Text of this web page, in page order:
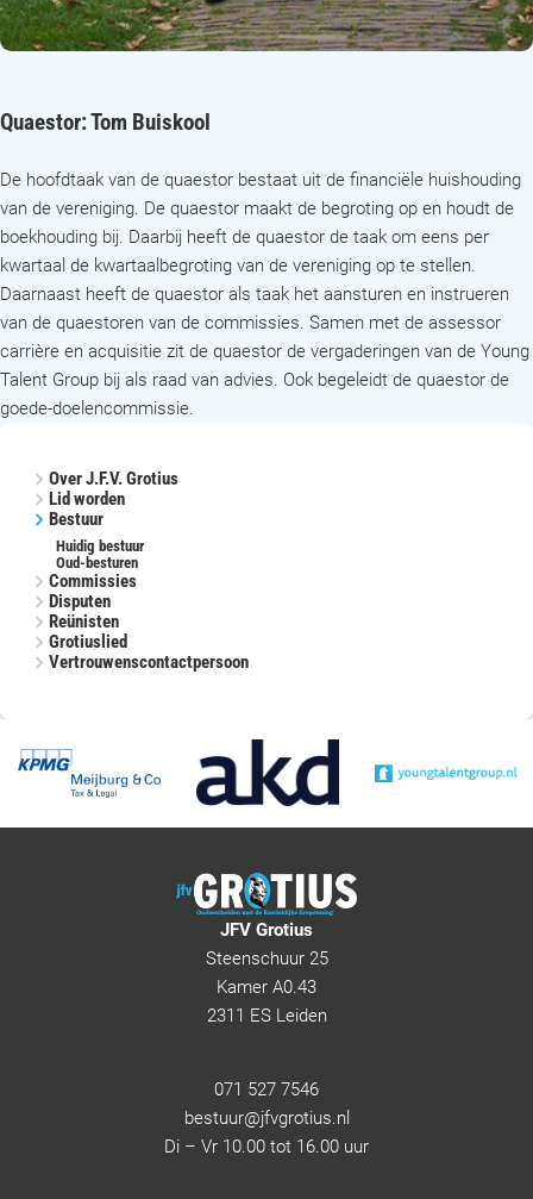
Quaestor: Tom Buiskool
De hoofdtaak van de quaestor bestaat uit de financiële huishouding
van de vereniging. De quaestor maakt de begroting op en houdt de
boekhouding bij. Daarbij heeft de quaestor de taak om eens per
kwartaal de kwartaalbegroting van de vereniging op te stellen.
Daarnaast heeft de quaestor als taak het aansturen en instrueren
van de quaestoren van de commissies. Samen met de assessor
carrière en acquisitie zit de quaestor de vergaderingen van de Young
Talent Group bij als raad van advies. Ook begeleidt de quaestor de
goede-doelencommissie.
Over J.F.V. Grotius
Lid worden
Bestuur
Huidig bestuur
Oud-besturen
Commissies
Disputen
Reünisten
Grotiuslied
Vertrouwenscontactpersoon
JFV Grotius
Steenschuur 25
Kamer A0.43
2311 ES Leiden
071 527 7546
bestuur@jfvgrotius.nl
Di – Vr 10.00 tot 16.00 uur